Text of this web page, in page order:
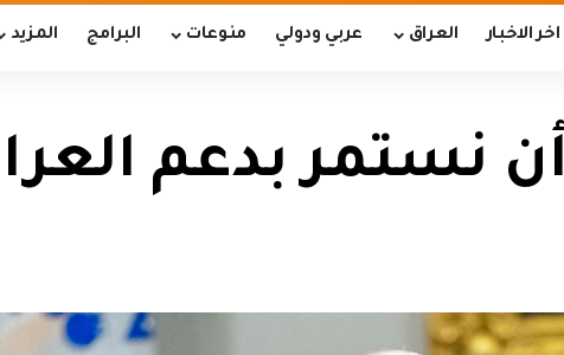
اخر الاخبار العراق عربي ودولي منوعات البرامج المزيد
أن نستمر بدعم